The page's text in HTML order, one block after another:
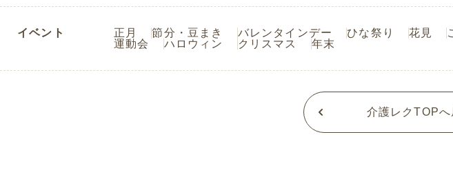
イベント 正月 節分・豆まき バレンタインデー ひな祭り 花見
運動会
ハロウィン クリスマス 年末
介護レクTOPへ